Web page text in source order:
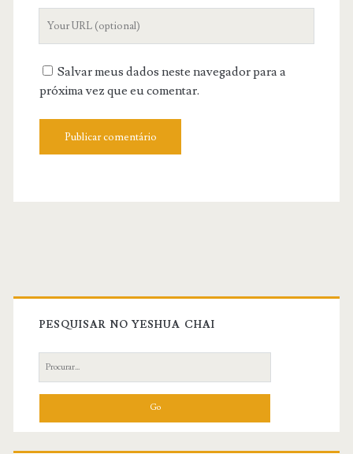
Salvar meus dados neste navegador para a
próxima vez que eu comentar.
Primary
Sidebar
PESQUISAR NO YESHUA CHAI
Search
for: